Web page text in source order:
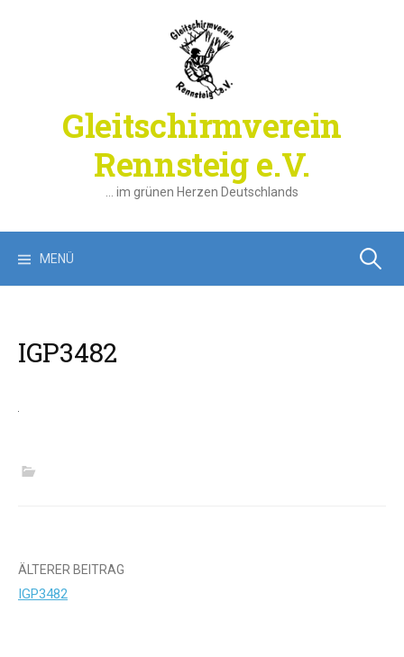
Gleitschirmverein
Rennsteig e.V.
… im grünen Herzen Deutschlands
MENÜ Suchen
IGP3482
Beitrags-
ÄLTERER BEITRAG
IGP3482